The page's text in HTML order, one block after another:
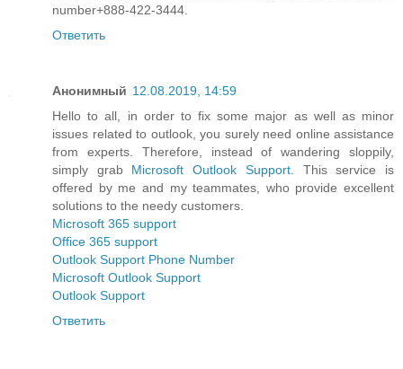
number+888-422-3444.
Ответить
Анонимный 12.08.2019, 14:59
Hello to all, in order to fix some major as well as minor
issues related to outlook, you surely need online assistance
from experts. Therefore, instead of wandering sloppily,
simply grab Microsoft Outlook Support. This service is
offered by me and my teammates, who provide excellent
solutions to the needy customers.
Microsoft 365 support
Office 365 support
Outlook Support Phone Number
Microsoft Outlook Support
Outlook Support
Ответить